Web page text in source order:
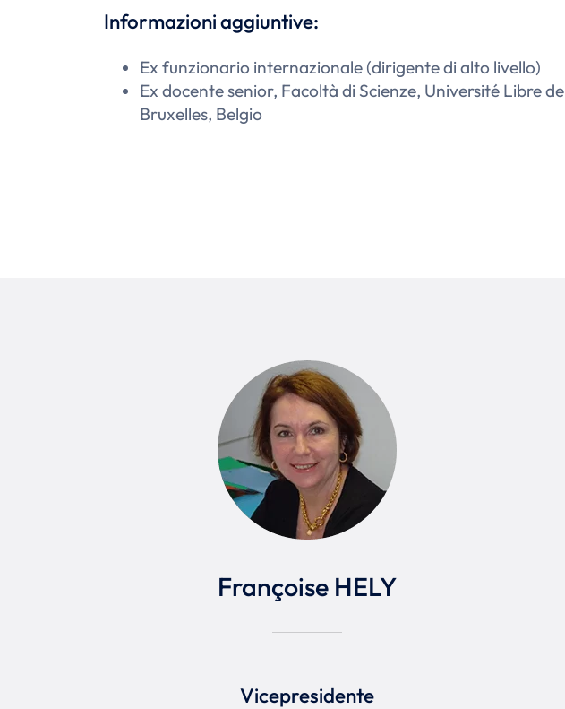
Informazioni aggiuntive:
Ex funzionario internazionale (dirigente di alto livello)
Ex docente senior, Facoltà di Scienze, Université Libre de
Bruxelles, Belgio
Françoise HELY
Vicepresidente